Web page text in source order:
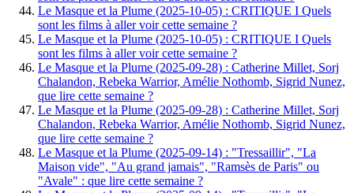
Le Masque et la Plume (2025-10-05) : CRITIQUE I Quels
sont les films à aller voir cette semaine ?
Le Masque et la Plume (2025-10-05) : CRITIQUE I Quels
sont les films à aller voir cette semaine ?
Le Masque et la Plume (2025-09-28) : Catherine Millet, Sorj
Chalandon, Rebeka Warrior, Amélie Nothomb, Sigrid Nunez,
que lire cette semaine ?
Le Masque et la Plume (2025-09-28) : Catherine Millet, Sorj
Chalandon, Rebeka Warrior, Amélie Nothomb, Sigrid Nunez,
que lire cette semaine ?
Le Masque et la Plume (2025-09-14) : "Tressaillir", "La
Maison vide", "Au grand jamais", "Ramsès de Paris" ou
"Avale" : que lire cette semaine ?